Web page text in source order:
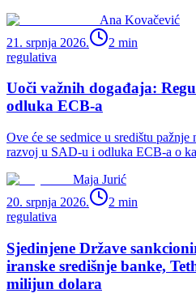
Ana Kovačević
21. srpnja 2026.
2 min
regulativa
Uoči važnih događaja:
odluka ECB-a
Ove će se sedmice u središtu
razvoj u SAD-u i odluka ECB-a o
Maja Jurić
20. srpnja 2026.
2 min
regulativa
Sjedinjene Države
iranske središnje banke,
milijun dolara